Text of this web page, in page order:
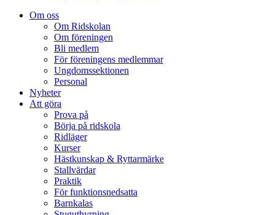
Om oss
Om Ridskolan
Om föreningen
Bli medlem
För föreningens medlemmar
Ungdomssektionen
Personal
Nyheter
Att göra
Prova på
Börja på ridskola
Ridläger
Kurser
Hästkunskap & Ryttarmärke
Stallvärdar
Praktik
För funktionsnedsatta
Barnkalas